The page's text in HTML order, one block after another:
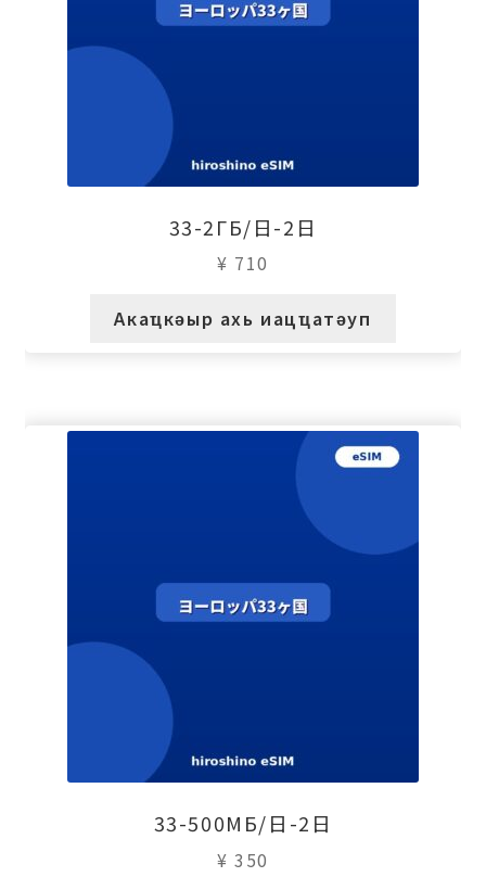
33-2ГБ/日-2日
¥ 710
Акаҵкәыр ахь иацҵатәуп
33-500МБ/日-2日
¥ 350